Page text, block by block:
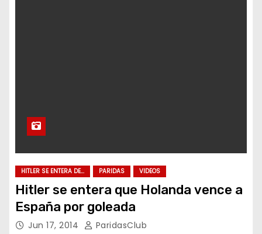
HITLER SE ENTERA DE... PARIDAS VIDEOS
Hitler se entera que Holanda vence a
España por goleada
Jun 17, 2014 ParidasClub